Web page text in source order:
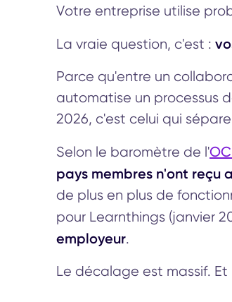
Votre entreprise utilise
La vraie question, c'est :
Parce qu'entre un
automatise un processus
2026, c'est celui qui
Selon le baromètre de l'
pays membres n'ont reçu
de plus en plus de
pour Learnthings (janvier
employeur.
Le décalage est massif. Et